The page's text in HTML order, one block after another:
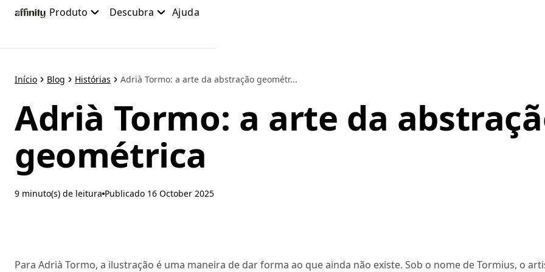
Pular
para
conteúdo
Produto Descubra Ajuda
Início Blog Histórias Adrià Tormo: a arte da abstração geométr...
Adrià Tormo: a arte da
geométrica
9 minuto(s) de leitura Publicado 16 October 2025
Para Adrià Tormo, a ilustração é uma maneira de dar forma ao que ainda não existe. Sob o nome de Tormius, o